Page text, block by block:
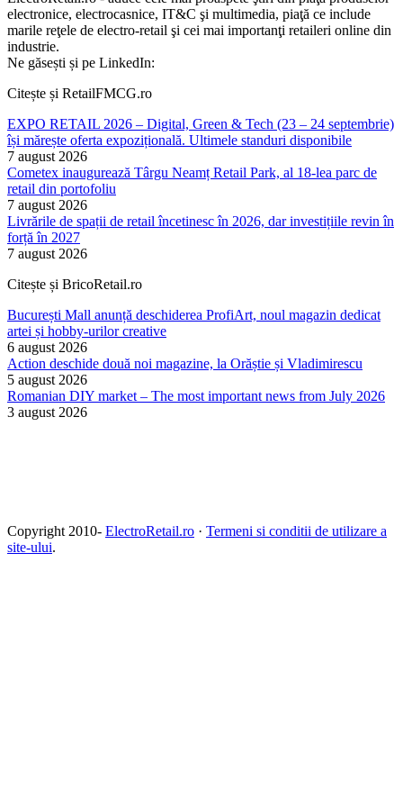
electronice, electrocasnice, IT&C şi multimedia, piaţă ce include
marile reţele de electro-retail şi cei mai importanţi retaileri online din
industrie.
Ne găsești și pe LinkedIn:
Citește și RetailFMCG.ro
EXPO RETAIL 2026 – Digital, Green & Tech (23 – 24 septembrie)
își mărește oferta expozițională. Ultimele standuri disponibile
7 august 2026
Cometex inaugurează Târgu Neamț Retail Park, al 18-lea parc de
retail din portofoliu
7 august 2026
Livrările de spații de retail încetinesc în 2026, dar investițiile revin în
forță în 2027
7 august 2026
Citește și BricoRetail.ro
București Mall anunță deschiderea ProfiArt, noul magazin dedicat
artei și hobby-urilor creative
6 august 2026
Action deschide două noi magazine, la Orăștie și Vladimirescu
5 august 2026
Romanian DIY market – The most important news from July 2026
3 august 2026
Copyright 2010- ElectroRetail.ro · Termeni si conditii de utilizare a
site-ului.